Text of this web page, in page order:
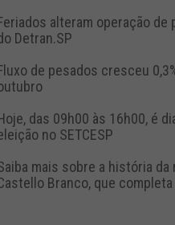
alteram operação de
Detran.SP
de pesados cresceu
das 09h00 às 16h00, é
no SETCESP
mais sobre a história da
Branco, que